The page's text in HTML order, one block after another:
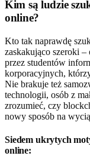
Kim są ludzie
online?
Kto tak naprawdę
zaskakująco szeroki
przez studentów
korporacyjnych,
Nie brakuje też
technologii, osób z
zrozumieć, czy
nowy sposób na
Siedem ukrytych
online: